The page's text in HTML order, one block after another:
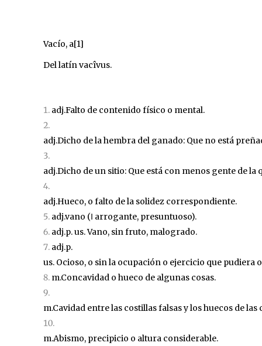
Vacío, a[1]
Del latín vacîvus.
adj.Falto de contenido físico o mental.
adj.Dicho de la hembra del ganado: Que no está
adj.Dicho de un sitio: Que está con menos gente de
adj.Hueco, o falto de la solidez correspondiente.
adj.vano (‖ arrogante, presuntuoso).
adj.p. us. Vano, sin fruto, malogrado.
adj.p.
us. Ocioso, o sin la ocupación o ejercicio que pudiera
m.Concavidad o hueco de algunas cosas.
m.Cavidad entre las costillas falsas y los huecos de las
m.Abismo, precipicio o altura considerable.